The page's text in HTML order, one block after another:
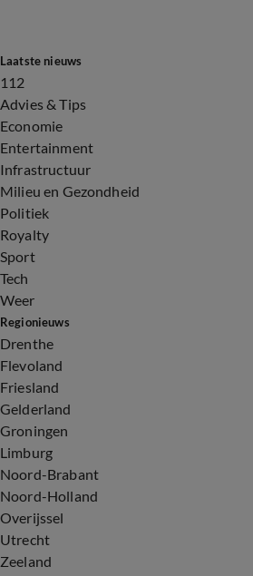
Laatste nieuws
112
Advies & Tips
Economie
Entertainment
Infrastructuur
Milieu en Gezondheid
Politiek
Royalty
Sport
Tech
Weer
Regionieuws
Drenthe
Flevoland
Friesland
Gelderland
Groningen
Limburg
Noord-Brabant
Noord-Holland
Overijssel
Utrecht
Zeeland